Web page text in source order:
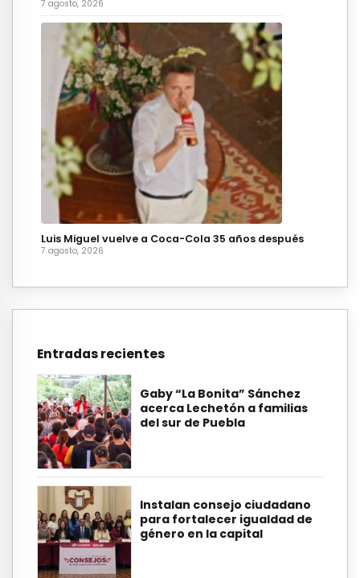
7 agosto, 2026
Luis Miguel vuelve a Coca-Cola 35 años después
7 agosto, 2026
Entradas recientes
Gaby “La Bonita” Sánchez
acerca Lechetón a familias
del sur de Puebla
Instalan consejo ciudadano
para fortalecer igualdad de
género en la capital